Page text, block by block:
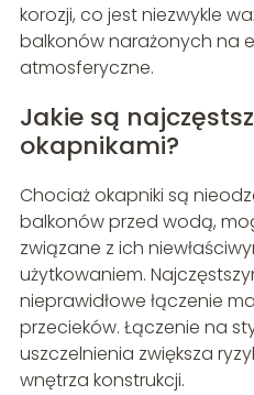
korozji, co jest niezwykle
balkonów narażonych na
atmosferyczne.
Jakie są
okapnikami?
Chociaż okapniki są
balkonów przed wodą,
związane z ich
użytkowaniem.
nieprawidłowe łączenie
przecieków. Łączenie na
uszczelnienia zwiększa
wnętrza konstrukcji.